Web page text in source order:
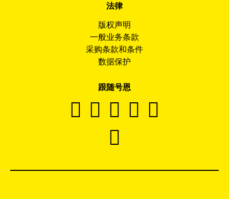
法律
版权声明
一般业务条款
采购条款和条件
数据保护
跟随号恩